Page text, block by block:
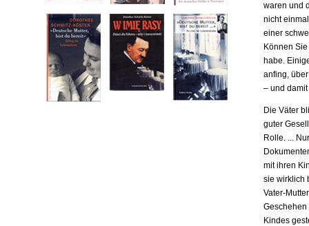
waren und
nicht
einer
Können
habe.
anfing,
– und
Die Väter
guter
Rolle. ...
mit ihren
sie wirklich
Vater-
Geschehen
Kindes